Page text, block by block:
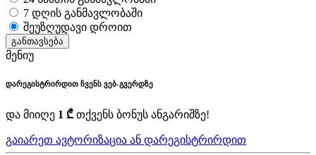
7 დღის განმავლობაში
შეუზღუდავი დროით
განთავსება
მენიუ
დარეგისტრირდით ჩვენს ვებ-გვერდზე
და მიიღე 1 ₾ თქვენს ბონუს ანგარიშზე!
გაიარეთ ავტორიზაცია ან დარეგისტრირდით